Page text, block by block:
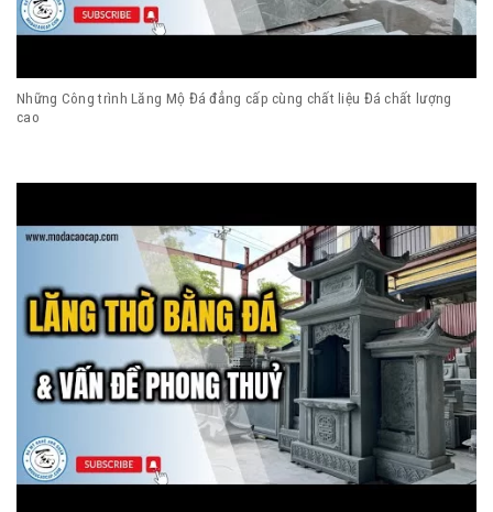
Những Công trình Lăng Mộ Đá đẳng cấp cùng chất liệu Đá chất lượng
cao